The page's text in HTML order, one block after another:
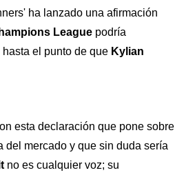
ha lanzado una afirmación
League podría
el punto de que Kylian
esta declaración que pone sobre
del mercado y que sin duda sería
no es cualquier voz; su